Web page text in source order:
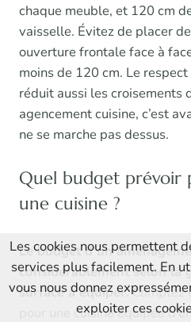
chaque meuble, et 120 cm
vaisselle. Évitez de placer
ouverture frontale face à
moins de 120 cm. Le
réduit aussi les
agencement cuisine, c’est
ne se marche pas dessus.
Quel budget prévoir
une cuisine ?
Le budget d’un
considérablement selon la
surface à équiper.Comptez
pour une cuisine équipée
Les cookies nous permettent
services plus facilement. En
vous nous donnez
exploiter ces